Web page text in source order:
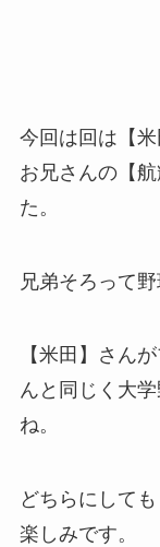
今回は回は【
お兄さんの【
た。
兄弟そろって
【米田】さん
んと同じく大
ね。
どちらにして
楽しみです。